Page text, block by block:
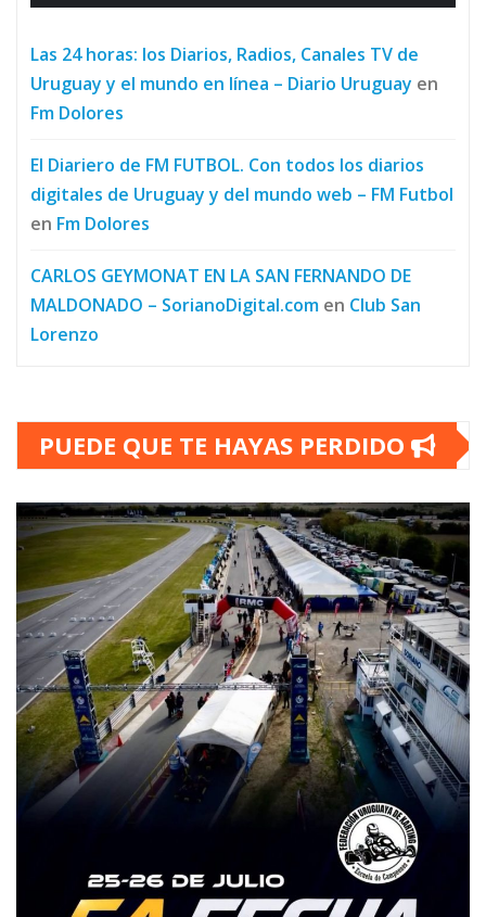
Las 24 horas: los Diarios, Radios, Canales TV de
Uruguay y el mundo en línea – Diario Uruguay en
Fm Dolores
El Diariero de FM FUTBOL. Con todos los diarios
digitales de Uruguay y del mundo web – FM Futbol
en Fm Dolores
CARLOS GEYMONAT EN LA SAN FERNANDO DE
MALDONADO – SorianoDigital.com en Club San
Lorenzo
PUEDE QUE TE HAYAS PERDIDO